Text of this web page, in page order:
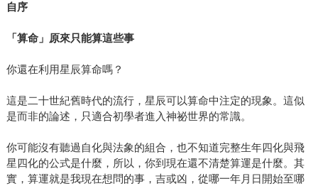
自序
「算命」原來只能算這些事
你還在利用星辰算命嗎？
這是二十世紀舊時代的流行，星辰可以算命中注定的現象。這似
是而非的論述，只適合初學者進入神祕世界的常識。
你可能沒有聽過自化與法象的組合，也不知道完整生年四化與飛
星四化的公式是什麼，所以，你到現在還不清楚算運是什麼。其
實，算運就是我現在想問的事，吉或凶，從哪一年月日開始至哪